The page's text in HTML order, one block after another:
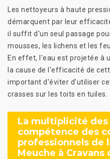
Les nettoyeurs à haute
démarquent par leur
il suffit d'un seul passage
mousses, les lichens et les
En effet, l'eau est projetée à
la cause de l'efficacité de
important d'éviter d'utiliser
crasses sur les toits en tuiles.
La multiplicité des
compétence des
professionnels de
Meuche à Cravans